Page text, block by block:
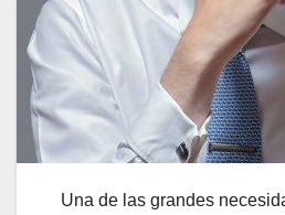
Una de las grandes